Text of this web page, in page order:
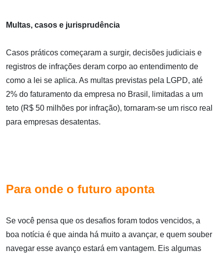
Multas, casos e jurisprudência
Casos práticos começaram a surgir, decisões judiciais e
registros de infrações deram corpo ao entendimento de
como a lei se aplica. As multas previstas pela LGPD, até
2% do faturamento da empresa no Brasil, limitadas a um
teto (R$ 50 milhões por infração), tornaram-se um risco real
para empresas desatentas.
Para onde o futuro aponta
Se você pensa que os desafios foram todos vencidos, a
boa notícia é que ainda há muito a avançar, e quem souber
navegar esse avanço estará em vantagem. Eis algumas